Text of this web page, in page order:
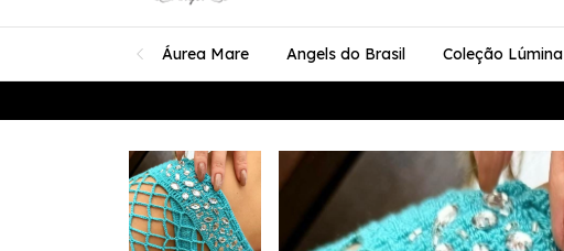
Áurea Mare Angels do Brasil Coleção Lúmina